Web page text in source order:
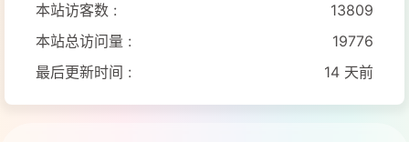
本站访客数 :
13809
本站总访问量 :
19776
最后更新时间 :
14 天前